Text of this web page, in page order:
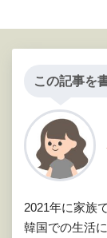
この記事を
2021年に家族
韓国での生活